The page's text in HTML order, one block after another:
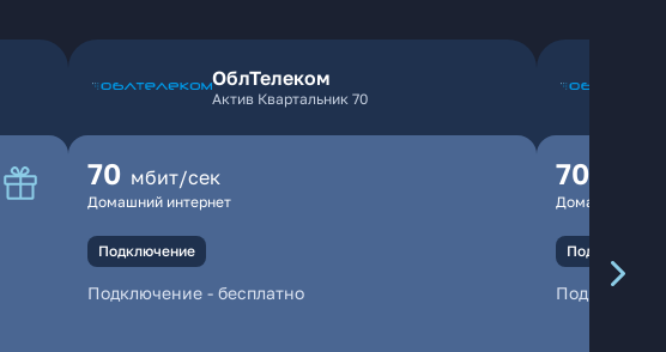
ОблТелеком
Актив Квартальник 70
70 мбит/сек
Домашний интернет
Подключение
Подключение - бесплатно
70
Домашний
Подключение